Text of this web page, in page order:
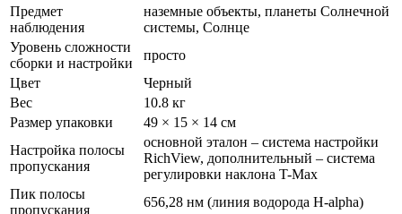
Предмет
наблюдения
наземные объекты, планеты Солнечной
системы, Солнце
Уровень сложности
сборки и настройки
просто
Цвет
Черный
Вес
10.8 кг
Размер упаковки
49 × 15 × 14 см
Настройка полосы
пропускания
основной эталон – система настройки
RichView, дополнительный – система
регулировки наклона T-Max
Пик полосы
пропускания
656,28 нм (линия водорода H-alpha)